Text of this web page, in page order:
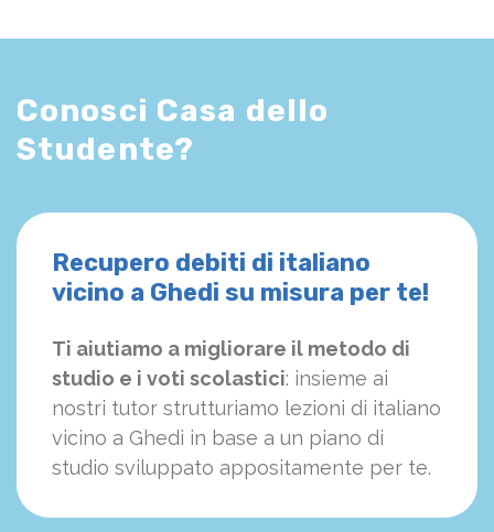
Conosci Casa dello
Studente?
Recupero debiti di italiano
vicino a Ghedi su misura per te!
Ti aiutiamo a migliorare il metodo di
studio e i voti scolastici: insieme ai
nostri tutor strutturiamo lezioni di italiano
vicino a Ghedi in base a un piano di
studio sviluppato appositamente per te.